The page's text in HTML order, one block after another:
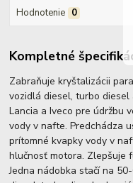
Hodnotenie 0
Kompletné
Zabraňuje kryštalizácii
vozidlá diesel, turbo diesel
Lancia a Iveco pre údržbu
vody v nafte. Predchádza
prítomné kvapky vody v
hlučnosť motora. Zlepšuje
Jedna nádobka stačí na